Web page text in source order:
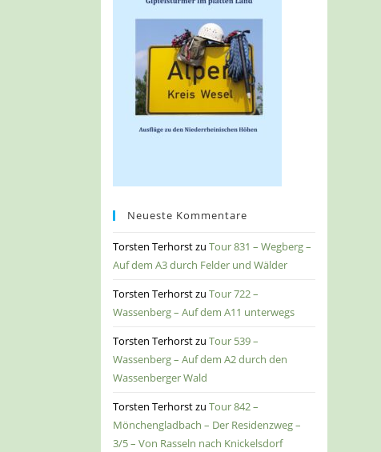
Neueste Kommentare
Torsten TerhorstzuTour 831 – Wegberg –
Auf dem A3 durch Felder und Wälder
Torsten TerhorstzuTour 722 –
Wassenberg – Auf dem A11 unterwegs
Torsten TerhorstzuTour 539 –
Wassenberg – Auf dem A2 durch den
Wassenberger Wald
Torsten TerhorstzuTour 842 –
Mönchengladbach – Der Residenzweg –
3/5 – Von Rasseln nach Knickelsdorf